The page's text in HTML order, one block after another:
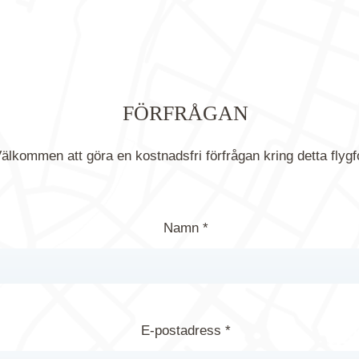
FÖRFRÅGAN
att göra en kostnadsfri förfrågan kring detta
Namn *
E-postadress *